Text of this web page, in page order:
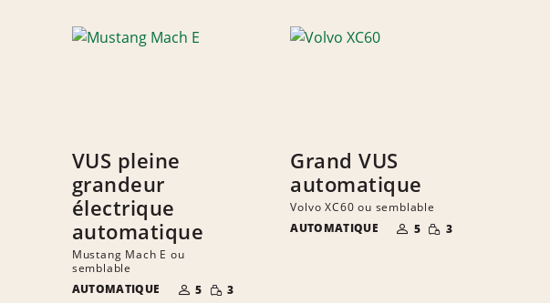
VUS pleine
grandeur
électrique
automatique
Mustang Mach E ou
semblable
AUTOMATIQUE
NOMBRE DE
PERSONNES
5 QUANTITÉ
RÉDUITE
3
Grand VUS
automatique
Volvo XC60 ou semblable
AUTOMATIQUE
NOMBRE DE
PERSONNES
5 QUANTITÉ
RÉDUITE
3